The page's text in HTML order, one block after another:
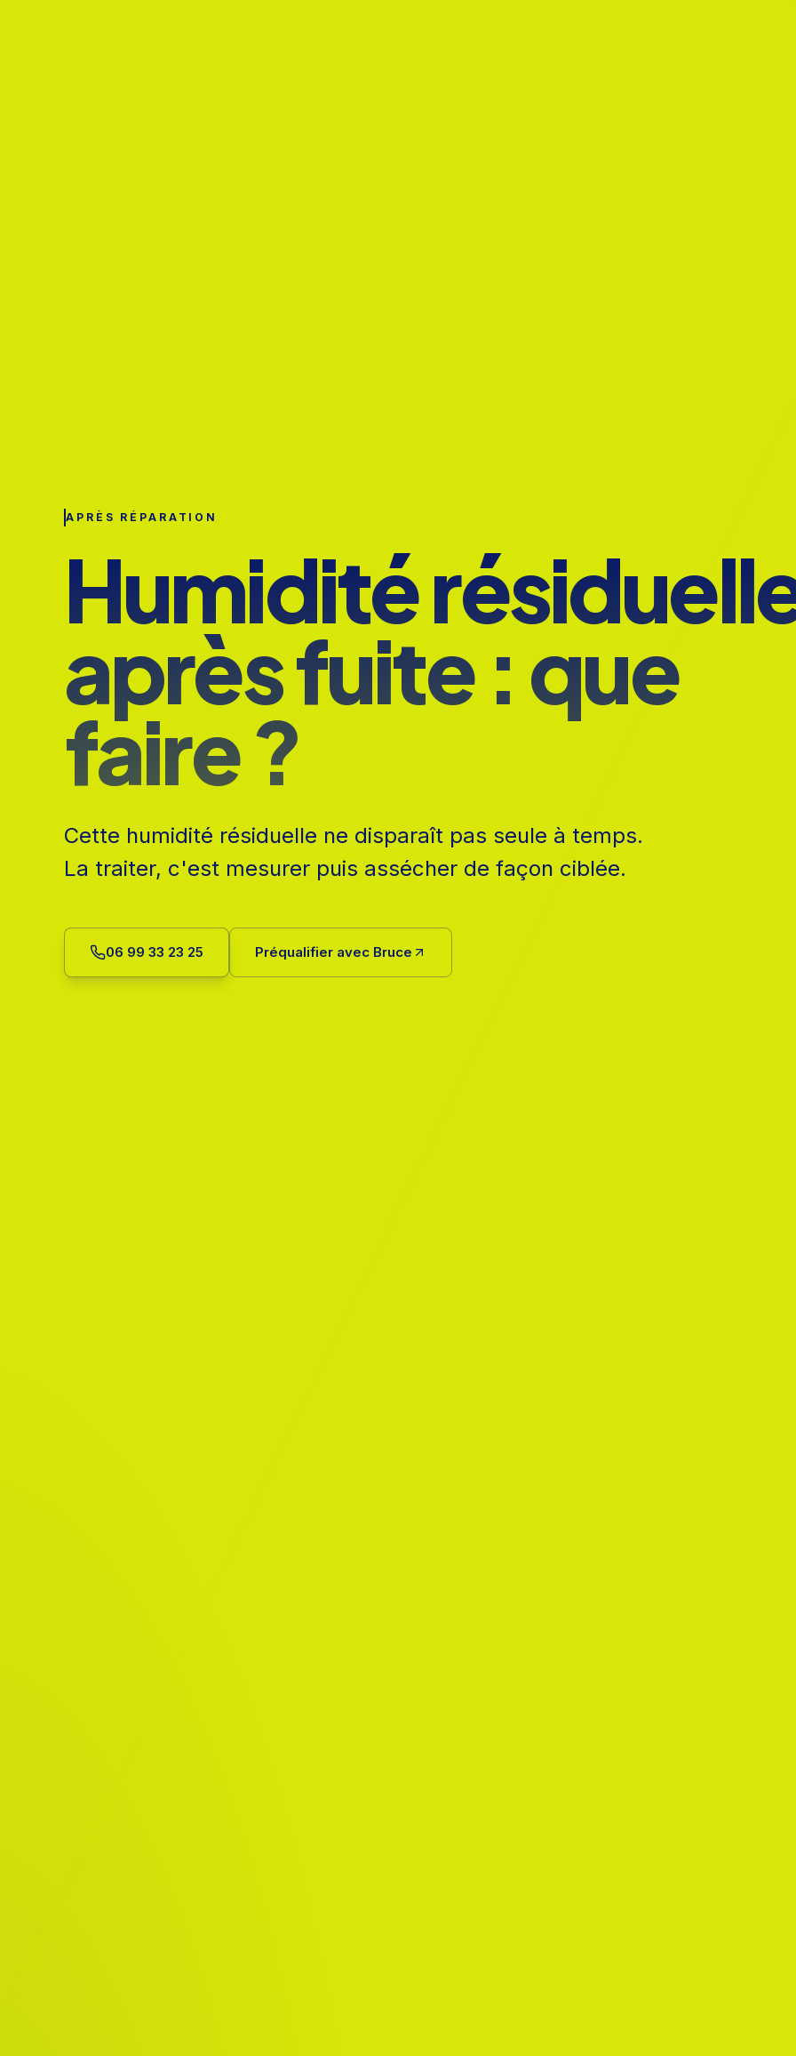
APRÈS RÉPARATION
Humidité
après fuite : que
faire ?
Cette humidité résiduelle ne disparaît pas seule à temps.
La traiter, c'est mesurer puis assécher de façon ciblée.
06 99 33 23 25 Préqualifier avec Bruce